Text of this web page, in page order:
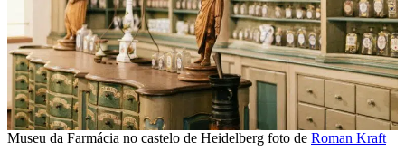
Museu da Farmácia no castelo de Heidelberg foto de Roman Kraft